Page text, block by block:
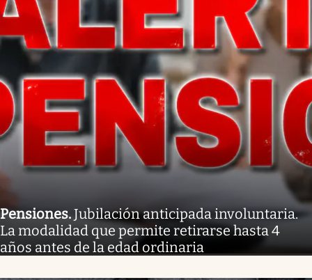
Pensiones.Jubilación anticipada involuntaria.
La modalidad que permite retirarse hasta 4
años antes de la edad ordinaria